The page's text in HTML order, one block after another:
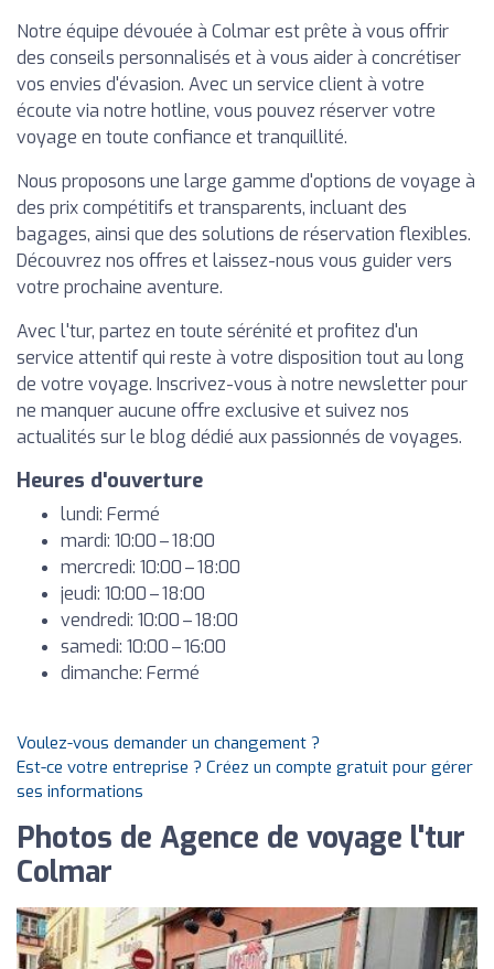
Notre équipe dévouée à Colmar est prête à vous offrir
des conseils personnalisés et à vous aider à concrétiser
vos envies d'évasion. Avec un service client à votre
écoute via notre hotline, vous pouvez réserver votre
voyage en toute confiance et tranquillité.
Nous proposons une large gamme d'options de voyage à
des prix compétitifs et transparents, incluant des
bagages, ainsi que des solutions de réservation flexibles.
Découvrez nos offres et laissez-nous vous guider vers
votre prochaine aventure.
Avec l'tur, partez en toute sérénité et profitez d'un
service attentif qui reste à votre disposition tout au long
de votre voyage. Inscrivez-vous à notre newsletter pour
ne manquer aucune offre exclusive et suivez nos
actualités sur le blog dédié aux passionnés de voyages.
Heures d'ouverture
lundi: Fermé
mardi: 10:00 – 18:00
mercredi: 10:00 – 18:00
jeudi: 10:00 – 18:00
vendredi: 10:00 – 18:00
samedi: 10:00 – 16:00
dimanche: Fermé
Voulez-vous demander un changement ?
Est-ce votre entreprise ? Créez un compte gratuit pour gérer
ses informations
Photos de Agence de voyage l'tur
Colmar